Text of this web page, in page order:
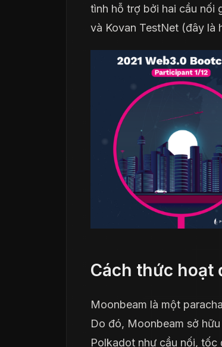
tình hỗ trợ bởi hai cầu nối
và Kovan TestNet (đây là
Cách thức hoạt
Moonbeam là một
Do đó, Moonbeam sở
Polkadot như cầu nối,